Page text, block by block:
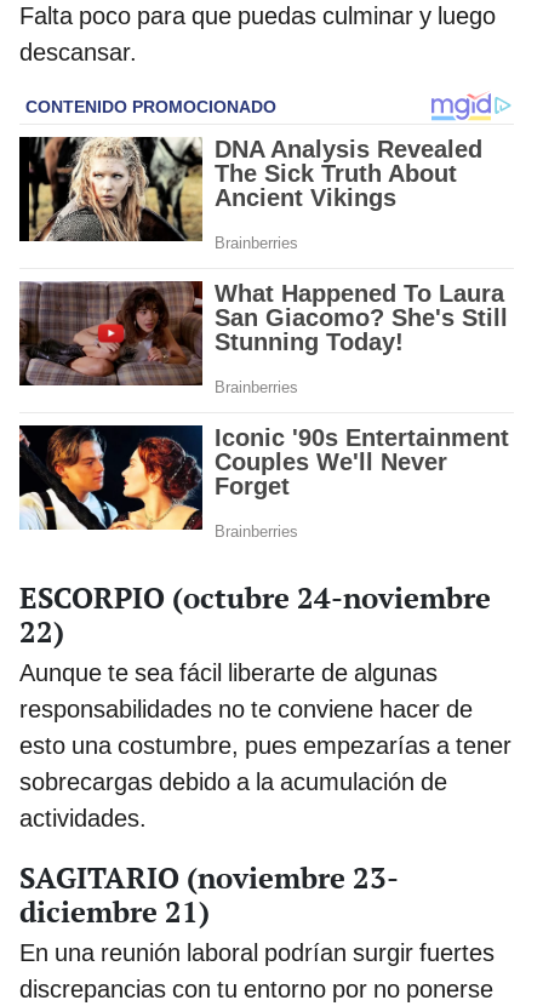
Falta poco para que puedas culminar y luego
descansar.
ESCORPIO (octubre 24-noviembre
22)
Aunque te sea fácil liberarte de algunas
responsabilidades no te conviene hacer de
esto una costumbre, pues empezarías a tener
sobrecargas debido a la acumulación de
actividades.
SAGITARIO (noviembre 23-
diciembre 21)
En una reunión laboral podrían surgir fuertes
discrepancias con tu entorno por no ponerse